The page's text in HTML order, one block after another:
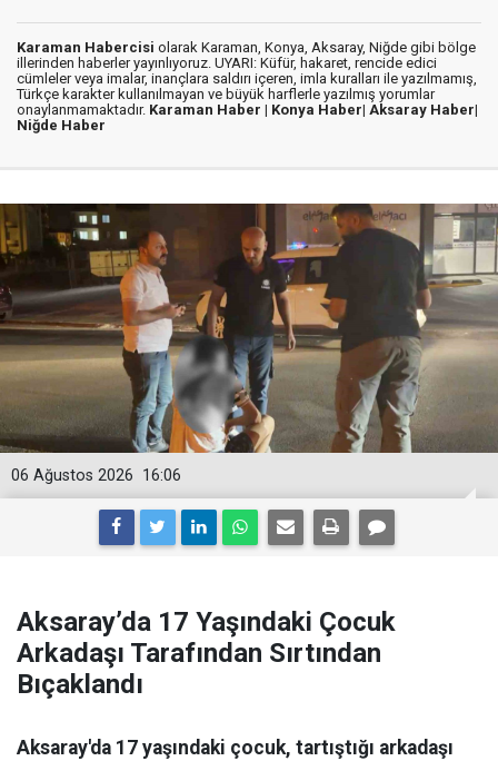
Karaman Habercisi olarak Karaman, Konya, Aksaray, Niğde gibi bölge
illerinden haberler yayınlıyoruz. UYARI: Küfür, hakaret, rencide edici
cümleler veya imalar, inançlara saldırı içeren, imla kuralları ile yazılmamış,
Türkçe karakter kullanılmayan ve büyük harflerle yazılmış yorumlar
onaylanmamaktadır. Karaman Haber | Konya Haber| Aksaray Haber|
Niğde Haber
16:06
06 Ağustos 2026
Aksaray’da 17 Yaşındaki Çocuk
Arkadaşı Tarafından Sırtından
Bıçaklandı
Aksaray'da 17 yaşındaki çocuk, tartıştığı arkadaşı